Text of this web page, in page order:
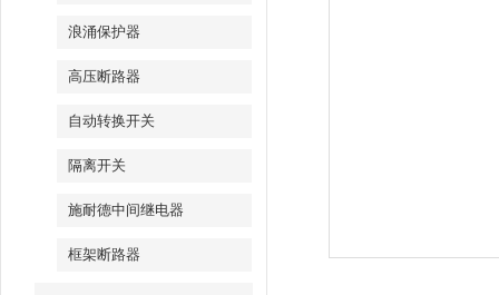
浪涌保护器
高压断路器
自动转换开关
隔离开关
施耐德中间继电器
框架断路器